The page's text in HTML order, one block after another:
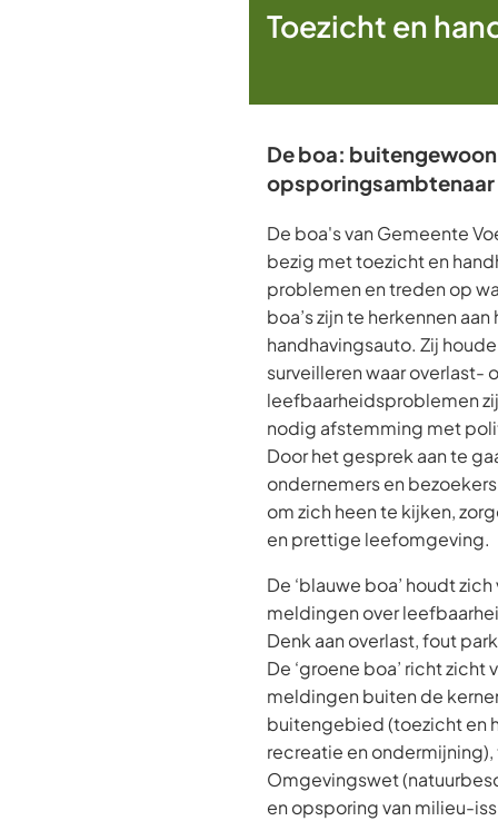
Toezicht en
De boa: buitengewoon
opsporingsambtenaar
De boa's van Gemeente
bezig met toezicht en
problemen en treden op
boa’s zijn te herkennen
handhavingsauto. Zij
surveilleren waar overlast-
leefbaarheidsproblemen
nodig afstemming met
Door het gesprek aan te
ondernemers en
om zich heen te kijken,
en prettige leefomgeving.
De ‘blauwe boa’ houdt
meldingen over
Denk aan overlast, fout
De ‘groene boa’ richt zicht
meldingen buiten de
buitengebied (toezicht en
recreatie en
Omgevingswet
en opsporing van milieu-